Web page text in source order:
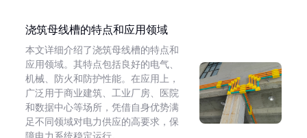
浇筑母线槽的特点和应用领域
本文详细介绍了浇筑母线槽的特点和
应用领域。其特点包括良好的电气、
机械、防火和防护性能。在应用上，
广泛用于商业建筑、工业厂房、医院
和数据中心等场所，凭借自身优势满
足不同领域对电力供应的高要求，保